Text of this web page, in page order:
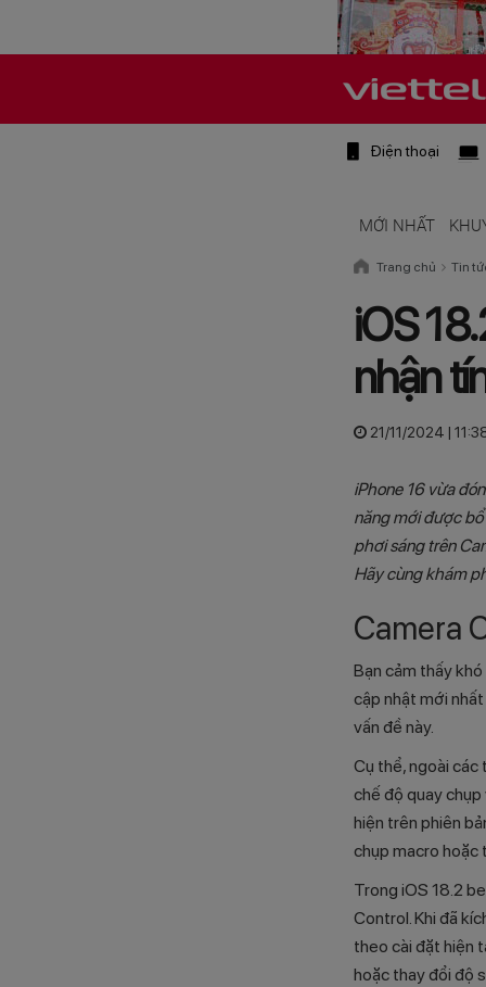
Điện thoại
MỚI NHẤT
Trang chủ Tin
iOS
nhận
21/11/2024 |
iPhone 16 vừa
năng mới được
phơi sáng trên
Hãy cùng khám
Camera
Bạn cảm thấy
cập nhật mới
vấn đề này.
Cụ thể, ngoài các
chế độ quay
hiện trên phiên
chụp macro hoặc
Trong iOS 18.2
Control. Khi đã
theo cài đặt hiện
hoặc thay đổi độ